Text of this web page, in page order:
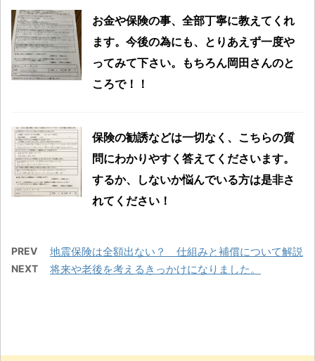
お金や保険の事、全部丁寧に教えてくれ
ます。今後の為にも、とりあえず一度や
ってみて下さい。もちろん岡田さんのと
ころで！！
保険の勧誘などは一切なく、こちらの質
問にわかりやすく答えてくださいます。
するか、しないか悩んでいる方は是非さ
れてください！
PREV 地震保険は全額出ない？ 仕組みと補償について解説
NEXT 将来や老後を考えるきっかけになりました。